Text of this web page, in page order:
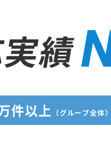
績
件以上 （グループ全体）